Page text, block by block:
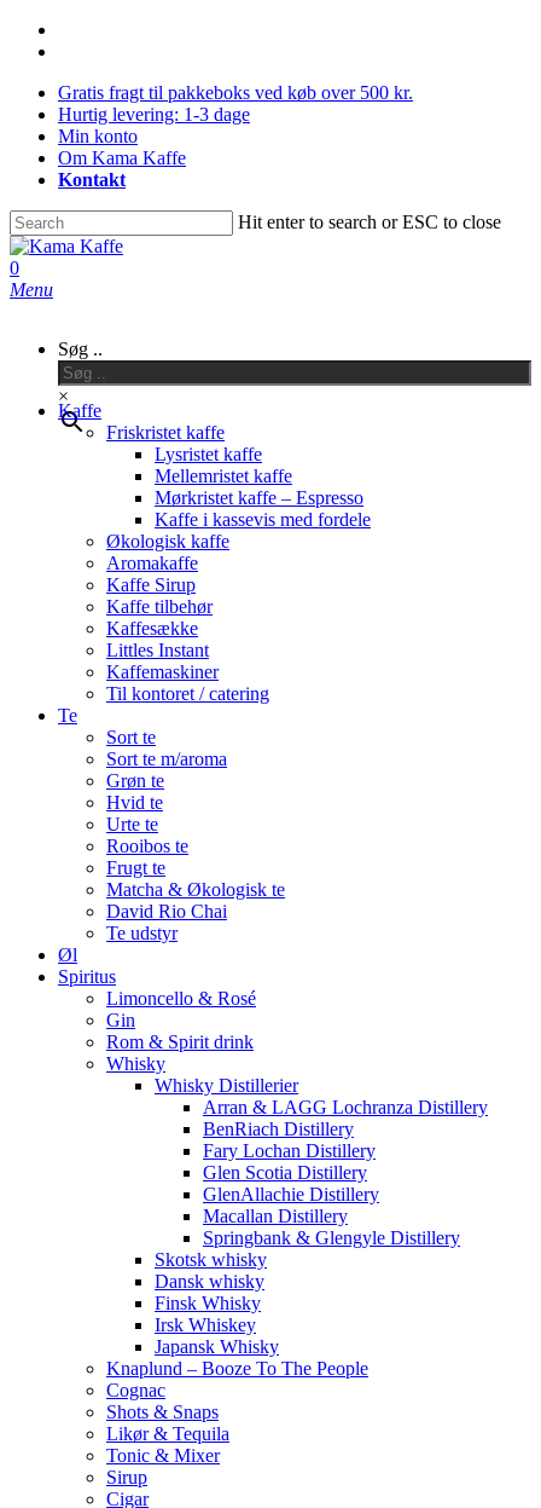
Skip
contentGratis fragt til pakkeboks ved køb over 500 kr.
Hurtig levering: 1-3 dage
Min konto
Om Kama Kaffe
Kontakt
Hit enter to search or ESC to close
Close
Search
0
Menu
Søg ..
×
Kaffe
Friskristet kaffe
Lysristet kaffe
Mellemristet kaffe
Mørkristet kaffe – Espresso
Kaffe i kassevis med fordele
Økologisk kaffe
Aromakaffe
Kaffe Sirup
Kaffe tilbehør
Kaffesække
Littles Instant
Kaffemaskiner
Til kontoret / catering
Te
Sort te
Sort te m/aroma
Grøn te
Hvid te
Urte te
Rooibos te
Frugt te
Matcha & Økologisk te
David Rio Chai
Te udstyr
Øl
Spiritus
Limoncello & Rosé
Gin
Rom & Spirit drink
Whisky
Whisky Distillerier
Arran & LAGG Lochranza Distillery
BenRiach Distillery
Fary Lochan Distillery
Glen Scotia Distillery
GlenAllachie Distillery
Macallan Distillery
Springbank & Glengyle Distillery
Skotsk whisky
Dansk whisky
Finsk Whisky
Irsk Whiskey
Japansk Whisky
Knaplund – Booze To The People
Cognac
Shots & Snaps
Likør & Tequila
Tonic & Mixer
Sirup
Cigar